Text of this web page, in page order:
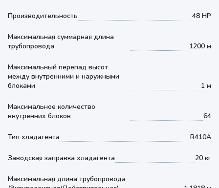
Производительность 48 HP
Максимальная суммарная длина
трубопровода
1200 м
Максимальный перепад высот
между внутренними и наружными
блоками
1 м
Максимальное количество
внутренних блоков
64
Тип хладагента R410A
Заводская заправка хладагента 20 кг
Максимальная длина трубопровода